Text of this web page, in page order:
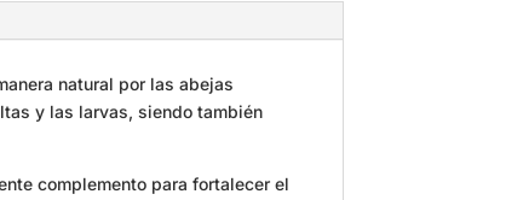
natural por las abejas
y las larvas, siendo también
complemento para fortalecer el